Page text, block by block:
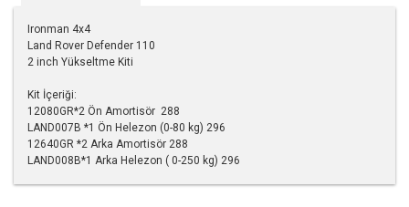
Ironman 4x4
Land Rover Defender 110
2 inch Yükseltme Kiti
Kit İçeriği:
12080GR*2 Ön Amortisör 288
LAND007B *1 Ön Helezon (0-80 kg) 296
12640GR *2 Arka Amortisör 288
LAND008B*1 Arka Helezon ( 0-250 kg) 296